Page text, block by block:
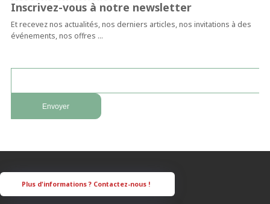
Inscrivez-vous à notre newsletter
Et recevez nos actualités, nos derniers articles, nos invitations à des
événements, nos offres …